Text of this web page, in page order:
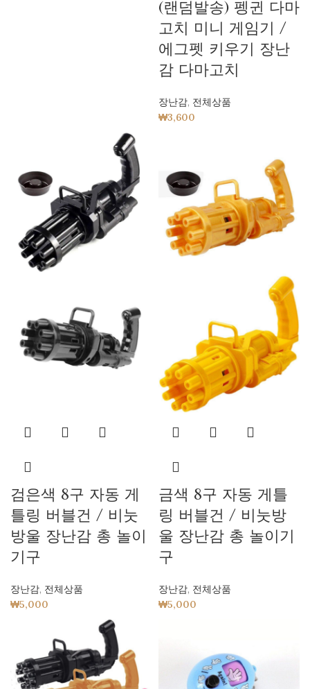
(랜덤발송) 펭귄 다마
고치 미니 게임기 /
에그펫 키우기 장난
감 다마고치
장난감, 전체상품
₩3,600
검은색 8구 자동 게
틀링 버블건 / 비눗
방울 장난감 총 놀이
기구
장난감, 전체상품
₩5,000
금색 8구 자동 게틀
링 버블건 / 비눗방
울 장난감 총 놀이기
구
장난감, 전체상품
₩5,000